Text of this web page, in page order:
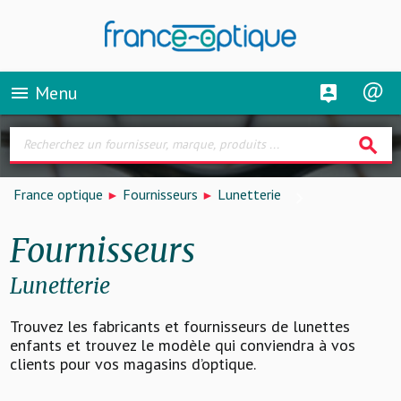
menu Menu
search
France optique Fournisseurs Lunetterie
Fournisseurs
Lunetterie
Trouvez les fabricants et fournisseurs de lunettes
enfants et trouvez le modèle qui conviendra à vos
clients pour vos magasins d’optique.